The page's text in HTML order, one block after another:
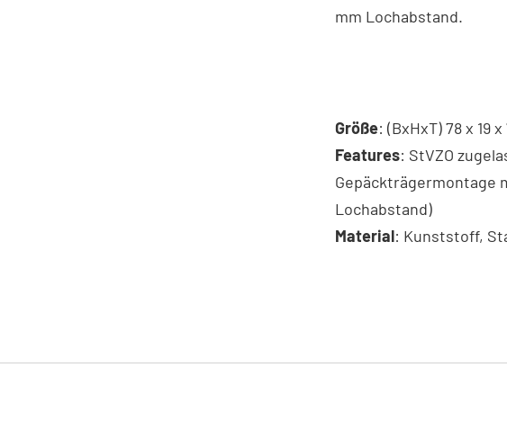
mm Lochabstand.
Größe: (BxHxT) 78 x 19
Features: StVZO
Gepäckträgermontage
Lochabstand)
Material: Kunststoff,